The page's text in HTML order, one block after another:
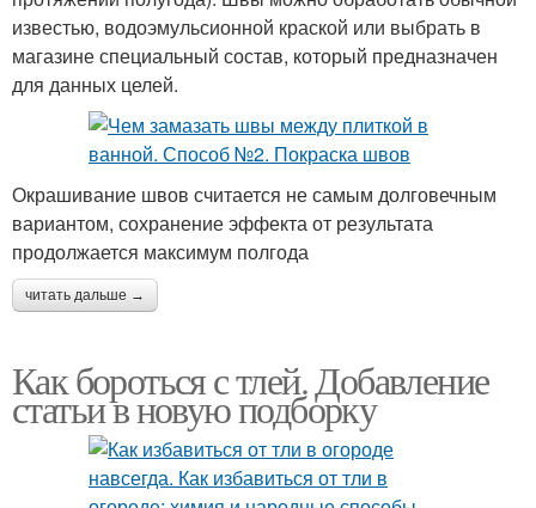
известью, водоэмульсионной краской или выбрать в
магазине специальный состав, который предназначен
для данных целей.
Окрашивание швов считается не самым долговечным
вариантом, сохранение эффекта от результата
продолжается максимум полгода
читать дальше →
Как бороться с тлей. Добавление
статьи в новую подборку